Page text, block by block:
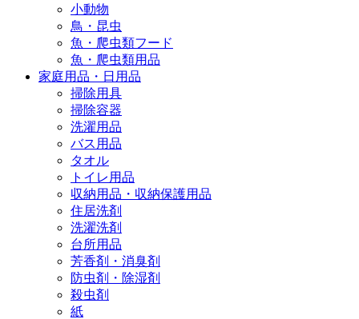
小動物
鳥・昆虫
魚・爬虫類フード
魚・爬虫類用品
家庭用品・日用品
掃除用具
掃除容器
洗濯用品
バス用品
タオル
トイレ用品
収納用品・収納保護用品
住居洗剤
洗濯洗剤
台所用品
芳香剤・消臭剤
防虫剤・除湿剤
殺虫剤
紙